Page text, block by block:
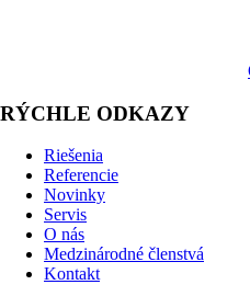
RÝCHLE ODKAZY
Riešenia
Referencie
Novinky
Servis
O nás
Medzinárodné členstvá
Kontakt